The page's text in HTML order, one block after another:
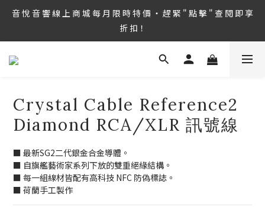
8/6 ~ 8/9 第36屆 TAA 國 際 Hi-End 音 響 大 展 情 熱 開 演 ‧  音 悅
音 響 1127 號 房 期 待 與 您 相 見
音 悅 音 響 線 上 商 城 每 月 限 時 特 價 ‧ 趕 緊 " 點 擊 " 查 閱 即 享
折 扣！
8/6 ~ 8/9 第36屆 TAA 國 際 Hi-End 音 響 大 展 情 熱 開 演 ‧  音 悅
Crystal Cable Reference2
Diamond RCA/XLR 訊號線
■ 最新SG2二代銀金合金導體。
■ 自旗艦藝術家系列下放的雙重絕緣結構。
■ 每一組線材皆配有高科技 NFC 防偽標誌。
■ 荷蘭手工製作